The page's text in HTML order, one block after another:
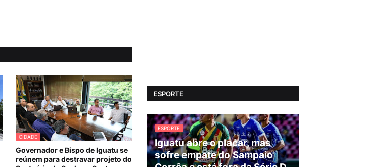
CIDADE
Governador e Bispo de Iguatu se
reúnem para destravar projeto do
ESPORTE
ESPORTE
Iguatu abre o placar, mas
sofre empate do Sampaio